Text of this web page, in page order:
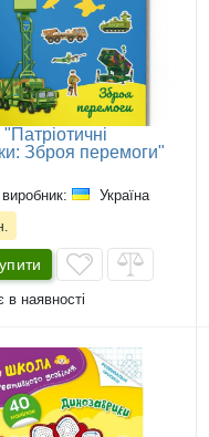
"Патріотичні
Зброя перемоги"
виробник: Україна
в наявності